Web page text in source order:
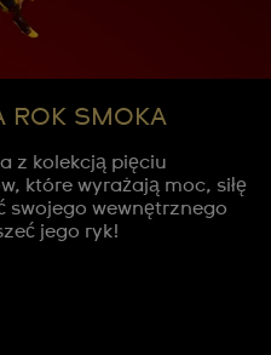
ROK SMOKA
z kolekcją pięciu
które wyrażają moc, siłę
swojego wewnętrznego
jego ryk!